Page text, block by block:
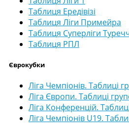
Таблиця Ередівізі
Таблиця Ліги Примейра
Таблиця Суперліги
Таблиця РПЛ
Єврокубки
Ліга Чемпіонів. Таблиці
Ліга Європи. Таблиці
Ліга Конференцій.
Ліга Чемпіонів U19.